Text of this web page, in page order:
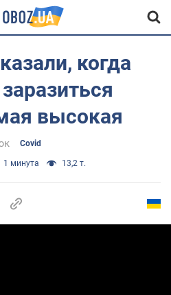
когда
высокая
Covid
1 минута 13,2 т.